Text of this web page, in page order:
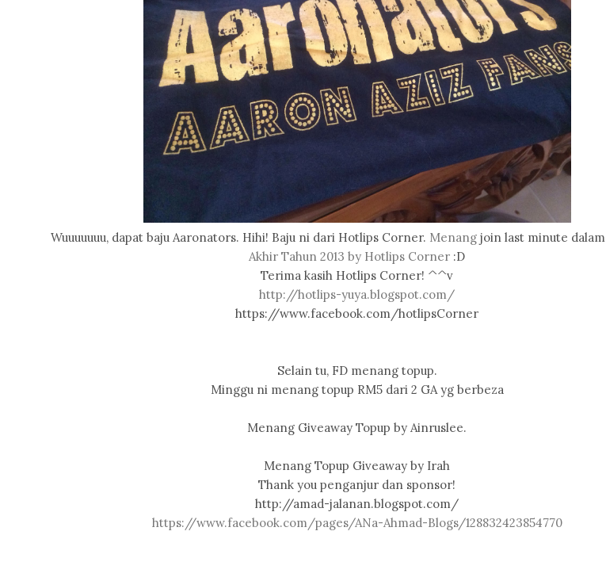
Wuuuuuuu, dapat baju Aaronators. Hihi! Baju ni dari Hotlips Corner. Menang join last minute dalam
Akhir Tahun 2013 by Hotlips Corner :D
Terima kasih Hotlips Corner! ^^v
http://hotlips-yuya.blogspot.com/
https://www.facebook.com/hotlipsCorner
Selain tu, FD menang topup.
Minggu ni menang topup RM5 dari 2 GA yg berbeza
Menang Giveaway Topup by Ainruslee.
Menang Topup Giveaway by Irah
Thank you penganjur dan sponsor!
http://amad-jalanan.blogspot.com/
https://www.facebook.com/pages/ANa-Ahmad-Blogs/128832423854770